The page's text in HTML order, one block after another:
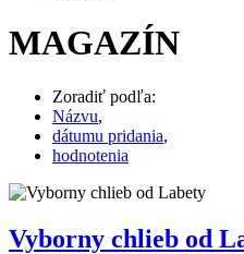
MAGAZÍN
Zoradiť podľa:
Názvu,
dátumu pridania,
hodnotenia
Vyborny chlieb od